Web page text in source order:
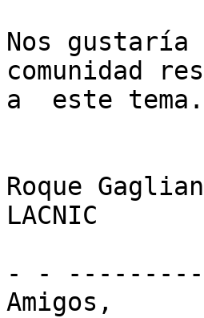
Nos gustaría
comunidad
a  este tema.
Roque
LACNIC
- -
Amigos,